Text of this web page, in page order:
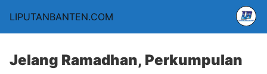
LIPUTANBANTEN.COM
Jelang Ramadhan, Perkumpulan